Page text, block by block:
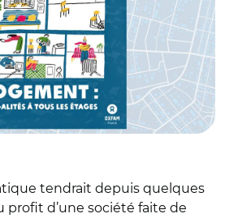
tendrait depuis quelques
profit d’une société faite de